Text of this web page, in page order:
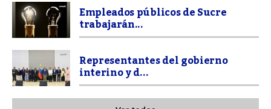
Empleados públicos de Sucre
trabajarán...
Representantes del gobierno
interino y d...